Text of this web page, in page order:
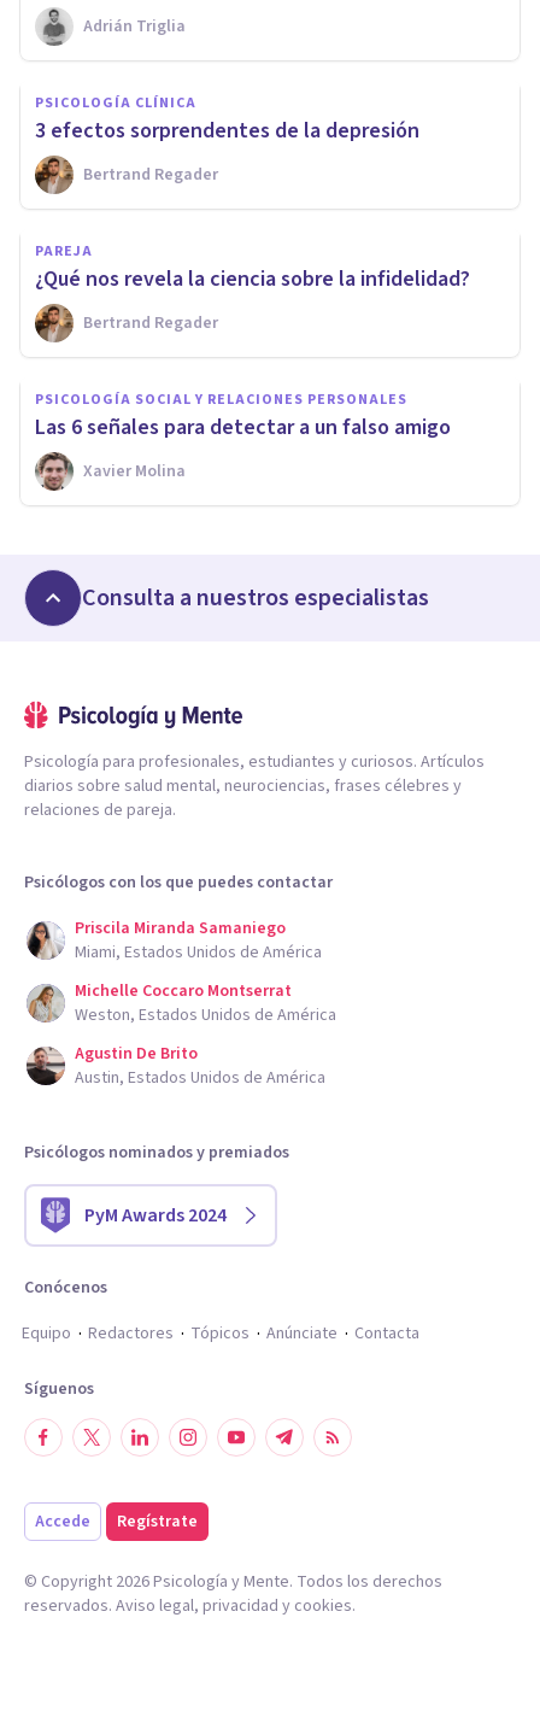
Adrián Triglia
PSICOLOGÍA CLÍNICA
3 efectos sorprendentes de la depresión
Bertrand Regader
PAREJA
¿Qué nos revela la ciencia sobre la infidelidad?
Bertrand Regader
PSICOLOGÍA SOCIAL Y RELACIONES PERSONALES
Las 6 señales para detectar a un falso amigo
Xavier Molina
Consulta a nuestros especialistas
Psicología para profesionales, estudiantes y curiosos. Artículos
diarios sobre salud mental, neurociencias, frases célebres y
relaciones de pareja.
Psicólogos con los que puedes contactar
Priscila Miranda Samaniego
Miami, Estados Unidos de América
Michelle Coccaro Montserrat
Weston, Estados Unidos de América
Agustin De Brito
Austin, Estados Unidos de América
Psicólogos nominados y premiados
PyM Awards 2024
Conócenos
Equipo
Redactores Tópicos Anúnciate Contacta
Síguenos
Accede Regístrate
© Copyright 2026Psicología y Mente. Todos los derechos
reservados. Aviso legal, privacidad y cookies.